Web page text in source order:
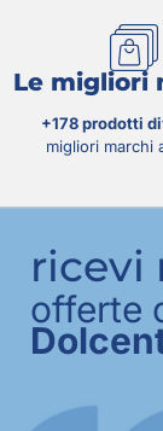
Le migliori
+178 prodotti
migliori marchi
ricevi
offerte